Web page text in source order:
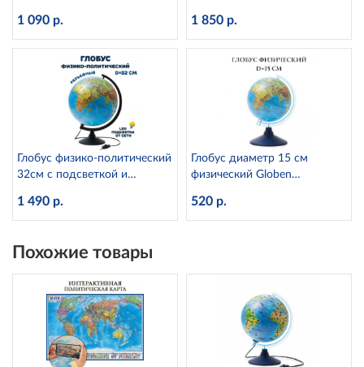
1 090 р. 1 850 р.
Глобус физико-политический
32см с подсветкой и
К013200223
1 490 р.
Глобус диаметр 15 см
физический Globen
520 р.
Похожие товары